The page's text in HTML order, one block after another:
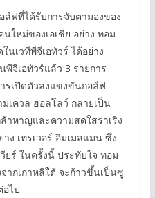
ฟที่ได้รับการจับตามองของ
ใหม่ของเอเชีย อย่าง ทอม
นเวทีพีจีเอทัวร์ ได้อย่าง
พีจีเอทัวร์แล้ว 3 รายการ
รเปิดตัวลงแข่งขันกอล์ฟ
เควล ฮอลโลว์ กลายเป็น
าหาญและความสดใสร่าเริง
เทรเวอร์ อิมเมลแมน ซึ่ง
ยร์ ในครั้งนี้ ประทับใจ ทอม
ากเกาหลีใต้ จะก้าวขึ้นเป็นซู
ไป